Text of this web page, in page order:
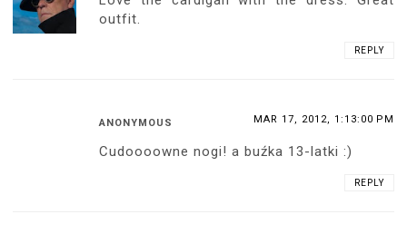
outfit.
REPLY
ANONYMOUS MAR 17, 2012, 1:13:00 PM
Cudoooowne nogi! a buźka 13-latki :)
REPLY